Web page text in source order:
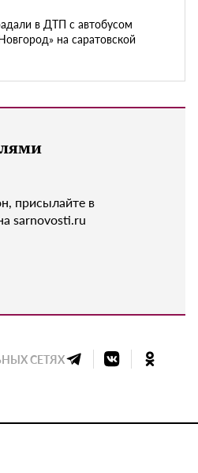
в ДТП с автобусом
на саратовской
присылайте в
sarnovosti.ru
СЕТЯХ